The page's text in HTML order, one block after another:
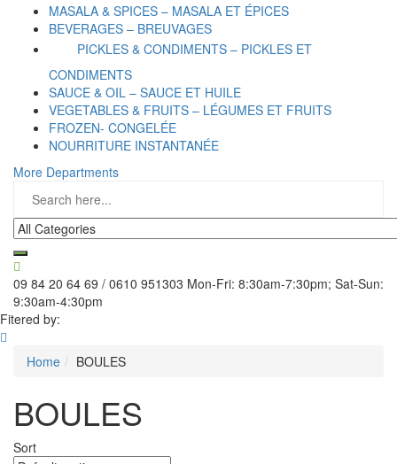
MASALA & SPICES – MASALA ET ÉPICES
BEVERAGES – BREUVAGES
PICKLES & CONDIMENTS – PICKLES ET
CONDIMENTS
SAUCE & OIL – SAUCE ET HUILE
VEGETABLES & FRUITS – LÉGUMES ET FRUITS
FROZEN- CONGELÉE
NOURRITURE INSTANTANÉE
More Departments
09 84 20 64 69 / 0610 951303 Mon-Fri: 8:30am-7:30pm; Sat-Sun:
9:30am-4:30pm
Fitered by:
Home BOULES
BOULES
Sort